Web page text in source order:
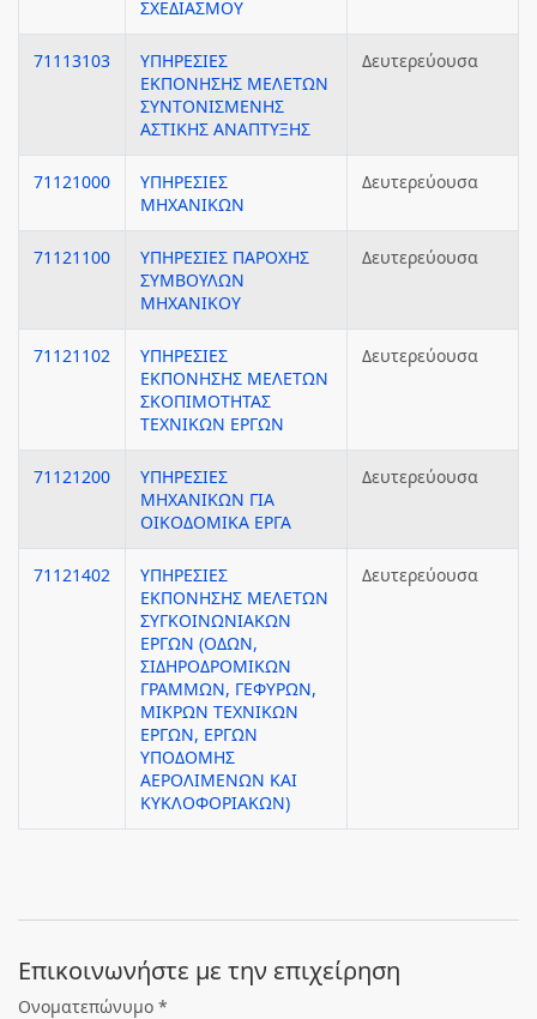
ΣΧΕΔΙΑΣΜΟΥ
71113103
ΥΠΗΡΕΣΙΕΣ
ΕΚΠΟΝΗΣΗΣ ΜΕΛΕΤΩΝ
ΣΥΝΤΟΝΙΣΜΕΝΗΣ
ΑΣΤΙΚΗΣ ΑΝΑΠΤΥΞΗΣ
Δευτερεύουσα
71121000
ΥΠΗΡΕΣΙΕΣ
ΜΗΧΑΝΙΚΩΝ
Δευτερεύουσα
71121100
ΥΠΗΡΕΣΙΕΣ ΠΑΡΟΧΗΣ
ΣΥΜΒΟΥΛΩΝ
ΜΗΧΑΝΙΚΟΥ
Δευτερεύουσα
71121102
ΥΠΗΡΕΣΙΕΣ
ΕΚΠΟΝΗΣΗΣ ΜΕΛΕΤΩΝ
ΣΚΟΠΙΜΟΤΗΤΑΣ
ΤΕΧΝΙΚΩΝ ΕΡΓΩΝ
Δευτερεύουσα
71121200
ΥΠΗΡΕΣΙΕΣ
ΜΗΧΑΝΙΚΩΝ ΓΙΑ
ΟΙΚΟΔΟΜΙΚΑ ΕΡΓΑ
Δευτερεύουσα
71121402
ΥΠΗΡΕΣΙΕΣ
ΕΚΠΟΝΗΣΗΣ ΜΕΛΕΤΩΝ
ΣΥΓΚΟΙΝΩΝΙΑΚΩΝ
ΕΡΓΩΝ (ΟΔΩΝ,
ΣΙΔΗΡΟΔΡΟΜΙΚΩΝ
ΓΡΑΜΜΩΝ, ΓΕΦΥΡΩΝ,
ΜΙΚΡΩΝ ΤΕΧΝΙΚΩΝ
ΕΡΓΩΝ, ΕΡΓΩΝ
ΥΠΟΔΟΜΗΣ
ΑΕΡΟΛΙΜΕΝΩΝ ΚΑΙ
ΚΥΚΛΟΦΟΡΙΑΚΩΝ)
Δευτερεύουσα
Eπικοινωνήστε με την επιχείρηση
Ονοματεπώνυμο *